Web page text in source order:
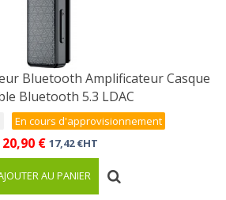
Bluetooth Amplificateur Casque
Bluetooth 5.3 LDAC
En cours d'approvisionnement
20,90 € 17,42 €HT
AU PANIER